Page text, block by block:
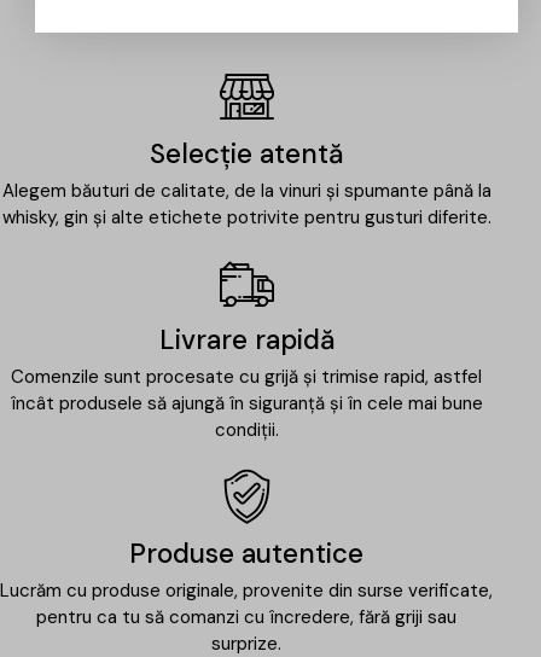
Selecție atentă
Alegem băuturi de calitate, de la vinuri și spumante până la
whisky, gin și alte etichete potrivite pentru gusturi diferite.
Livrare rapidă
Comenzile sunt procesate cu grijă și trimise rapid, astfel
încât produsele să ajungă în siguranță și în cele mai bune
condiții.
Produse autentice
Lucrăm cu produse originale, provenite din surse verificate,
pentru ca tu să comanzi cu încredere, fără griji sau
surprize.